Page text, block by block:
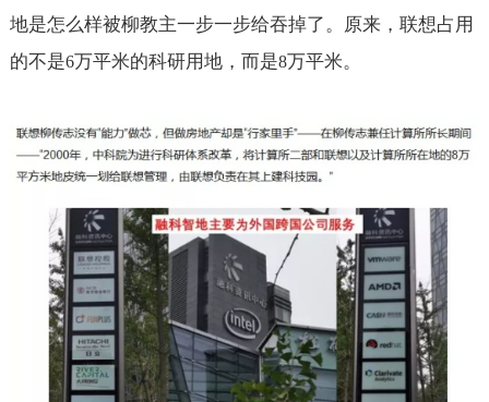
地是怎么样被柳教主一步一步给吞掉了。原来，联想占用
的不是6万平米的科研用地，而是8万平米。